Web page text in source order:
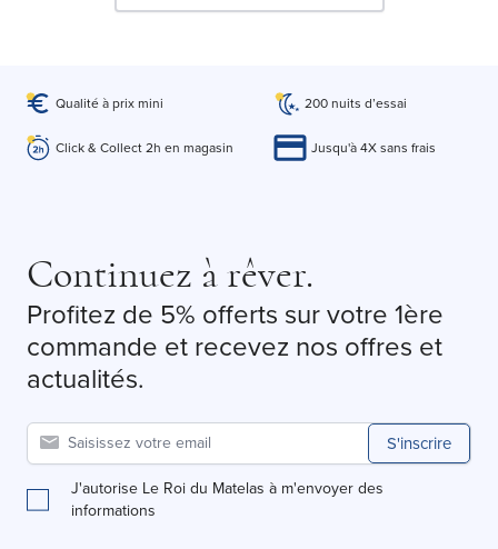
Qualité à prix mini 200 nuits d’essai
Click & Collect 2h en magasin Jusqu'à 4X sans frais
Continuez à rêver.
Profitez de 5% offerts sur votre 1ère
commande et recevez nos offres et
actualités.
S'inscrire
J'autorise Le Roi du Matelas à m'envoyer des
informations